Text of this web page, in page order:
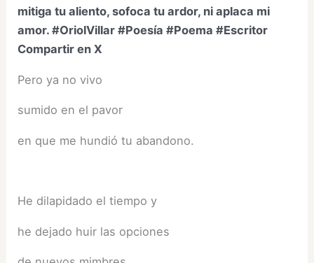
mitiga tu aliento, sofoca tu ardor, ni aplaca mi
amor. #OriolVillar #Poesía #Poema #Escritor
Compartir en X
Pero ya no vivo
sumido en el pavor
en que me hundió tu abandono.
He dilapidado el tiempo y
he dejado huir las opciones